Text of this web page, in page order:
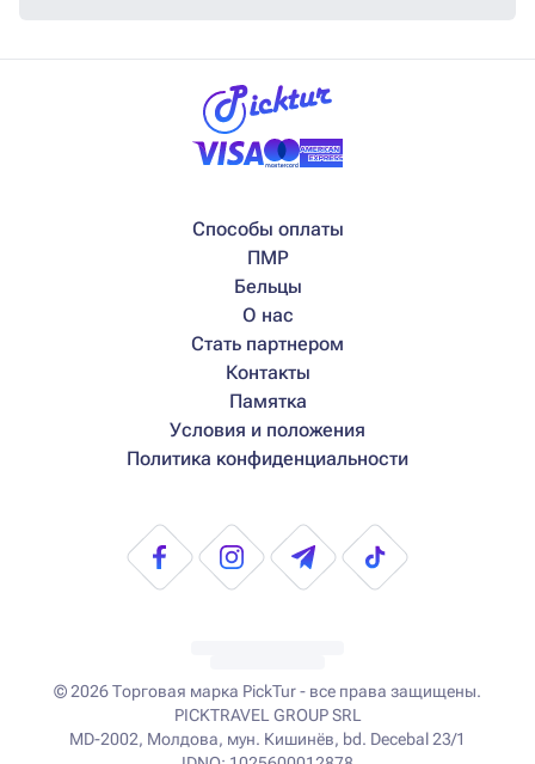
Способы оплаты
ПМР
Бельцы
О нас
Стать партнером
Контакты
Памятка
Условия и положения
Политика конфиденциальности
© 2026Торговая марка PickTur - все права защищены.
PICKTRAVEL GROUP SRL
MD-2002, Молдова, мун. Кишинёв, bd. Decebal 23/1